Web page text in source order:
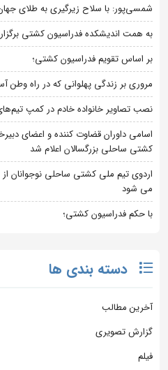
شمسی‌پور: با سلاح زیرگیری به طلای
به همت اندیشکده فدراسیون کشتی
بر اساس تقویم فدراسیون کشتی؛
مروری بر زندگی پهلوانی که در راه وطن
نصب تصاویر خانواده خادم در کمپ
اسامی داوران قضاوت کننده و اعضای
کشتی ساحلی بزرگسالان اعلام شد
می شود
با حکم فدراسیون کشتی؛
دسته بندی ها
آخرین مطالب
گزارش تصویری
فیلم